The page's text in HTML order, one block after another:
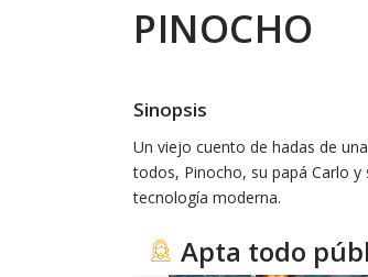
PINOCHO
Sinopsis
Un viejo cuento de hadas de
todos, Pinocho, su papá Carlo
tecnología moderna.
Apta todo